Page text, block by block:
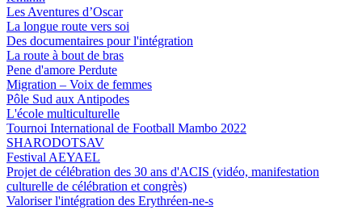
Les Aventures d’Oscar
La longue route vers soi
Des documentaires pour l'intégration
La route à bout de bras
Pene d'amore Perdute
Migration – Voix de femmes
Pôle Sud aux Antipodes
L'école multiculturelle
Tournoi International de Football Mambo 2022
SHARODOTSAV
Festival AEYAEL
Projet de célébration des 30 ans d'ACIS (vidéo, manifestation
culturelle de célébration et congrès)
Valoriser l'intégration des Erythréen-ne-s